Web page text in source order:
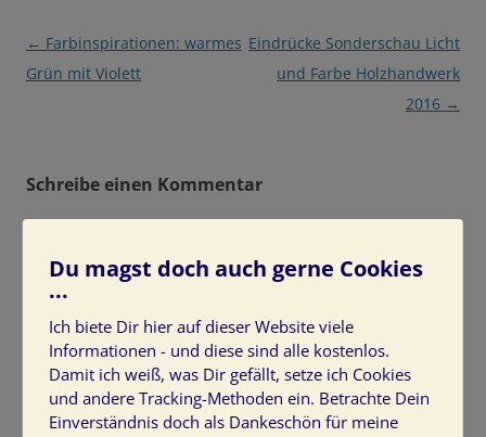
Beitragsnavigation
← Farbinspirationen: warmes
Grün mit Violett
Eindrücke Sonderschau Licht
und Farbe Holzhandwerk
2016 →
Schreibe einen Kommentar
Kommentar*
Du magst doch auch gerne Cookies
...
Ich biete Dir hier auf dieser Website viele
Informationen - und diese sind alle kostenlos.
Damit ich weiß, was Dir gefällt, setze ich Cookies
und andere Tracking-Methoden ein. Betrachte Dein
Einverständnis doch als Dankeschön für meine